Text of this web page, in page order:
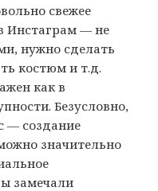
свежее
Инстаграм — не
нужно сделать
костюм и т.д.
как в
Безусловно,
— создание
значительно
замечали